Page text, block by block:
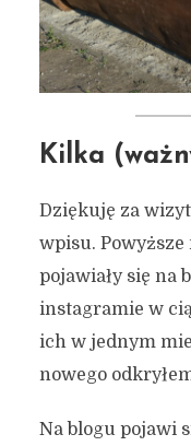
Kilka
Dziękuję za
wpisu.
pojawiały się na
instagramie w
ich w jednym
nowego
Na blogu pojawi